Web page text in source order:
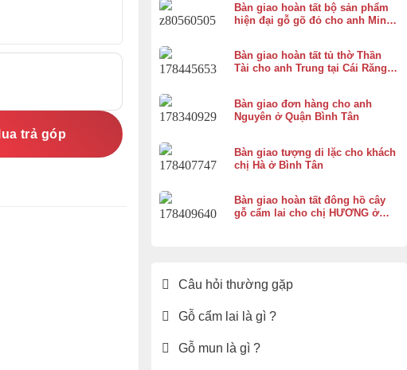
Bàn giao hoàn tất bộ sản phẩm
hiện đại gỗ gõ đỏ cho anh Minh
Bàn giao hoàn tất tủ thờ Thần
Tài cho anh Trung tại Cái Răng,
Bàn giao đơn hàng cho anh
Nguyên ở Quận Bình Tân
Bàn giao tượng di lặc cho khách
chị Hà ở Bình Tân
Bàn giao hoàn tất đông hồ cây
gỗ cẩm lai cho chị HƯƠNG ở
Câu hỏi thường gặp
Gỗ cẩm lai là gì ?
Gỗ mun là gì ?
trả góp